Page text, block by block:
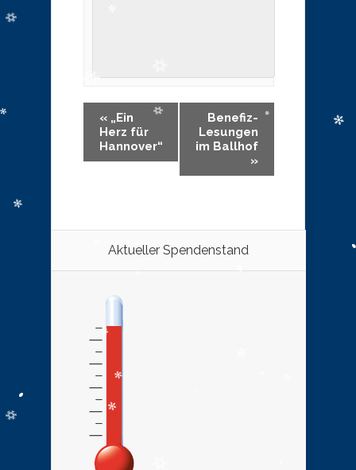
« „Ein
Herz für
Hannover“
Benefiz-
Lesungen
im Ballhof
»
Aktueller Spendenstand